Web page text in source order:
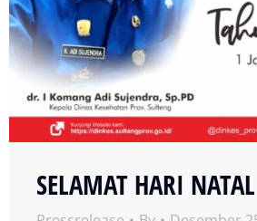
SELAMAT HARI NATAL